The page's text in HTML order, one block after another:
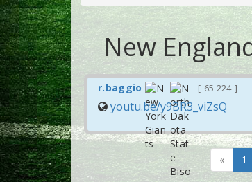
New
r.baggio 65 224 —
youtu.be/y9BR3_viZsQ
« 1